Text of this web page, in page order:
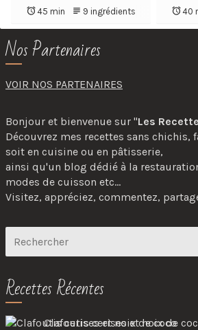
45 min 9 ingrédients 40
Nos Partenaires
VOIR NOS PARTENAIRES
Bonjour et bienvenue sur "Les
Découvrez mes recettes sans chichis,
soit en cuisine ou en pâtisserie,
ainsi qu'un blog dédié à la
modes de cuisson etc...
Visitez, appréciez, commentez,
Recettes Récentes
Clafoutis cerises et noix de